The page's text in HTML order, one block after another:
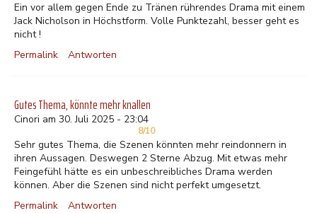
Ein vor allem gegen Ende zu Tränen rührendes Drama mit einem
Jack Nicholson in Höchstform. Volle Punktezahl, besser geht es
nicht !
Permalink
Antworten
Gutes Thema, könnte mehr knallen
Cinori am 30. Juli 2025 - 23:04
8/10
Sehr gutes Thema, die Szenen könnten mehr reindonnern in
ihren Aussagen. Deswegen 2 Sterne Abzug. Mit etwas mehr
Feingefühl hätte es ein unbeschreibliches Drama werden
können. Aber die Szenen sind nicht perfekt umgesetzt.
Permalink
Antworten